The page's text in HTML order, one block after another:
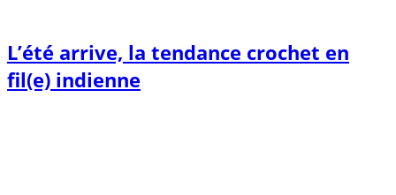
L’été arrive, la tendance crochet en
fil(e) indienne